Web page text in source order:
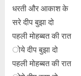
धरती और आकाश के
सरे दीप बुझा दो
पहली मोहब्बत की रात
ोये दीप बुझा दो
पहली मोहब्बत की रात